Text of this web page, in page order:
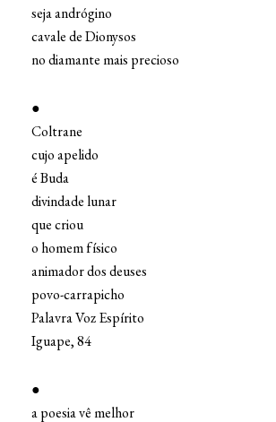
seja andrógino
cavale de Dionysos
no diamante mais precioso
●
Coltrane
cujo apelido
é Buda
divindade lunar
que criou
o homem físico
animador dos deuses
povo-carrapicho
Palavra Voz Espírito
Iguape, 84
●
a poesia vê melhor